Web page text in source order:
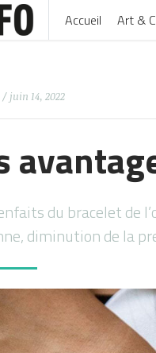
Accueil Art &
/ juin 14, 2022
du bracelet de
diminution de la